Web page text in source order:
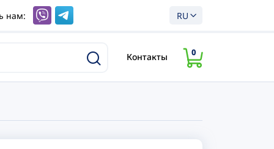
нам: RU
Контакты 0